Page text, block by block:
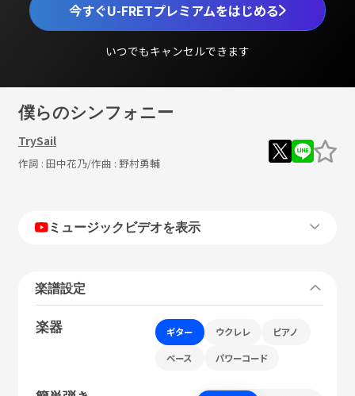
今すぐU-FRETプレミアムをはじめる
いつでもキャンセルできます
僕らのシンフォニー
TrySail
作詞 : 田中花乃/作曲 : 野村勇輔
ミュージックビデオを表示
楽譜設定
楽器 ギター ウクレレ ピアノ
ベース パワーコード